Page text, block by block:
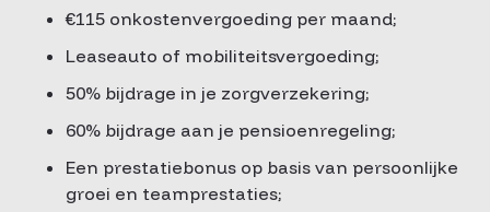
€115 onkostenvergoeding per maand;
Leaseauto of mobiliteitsvergoeding;
50% bijdrage in je zorgverzekering;
60% bijdrage aan je pensioenregeling;
Een prestatiebonus op basis van persoonlijke
groei en teamprestaties;